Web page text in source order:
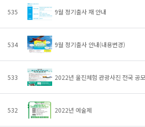
535 9월 정기출사 재 안내
534 9월 정기출사 안내(내용변경)
533 2022년 울진체험 관광사진 전국 공
532 2022년 예술제